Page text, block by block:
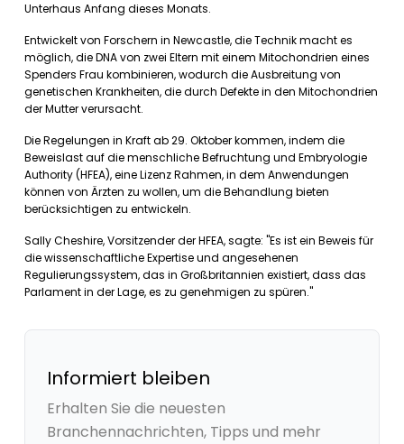
Unterhaus Anfang dieses Monats.
Entwickelt von Forschern in Newcastle, die Technik macht es
möglich, die DNA von zwei Eltern mit einem Mitochondrien eines
Spenders Frau kombinieren, wodurch die Ausbreitung von
genetischen Krankheiten, die durch Defekte in den Mitochondrien
der Mutter verursacht.
Die Regelungen in Kraft ab 29. Oktober kommen, indem die
Beweislast auf die menschliche Befruchtung und Embryologie
Authority (HFEA), eine Lizenz Rahmen, in dem Anwendungen
können von Ärzten zu wollen, um die Behandlung bieten
berücksichtigen zu entwickeln.
Sally Cheshire, Vorsitzender der HFEA, sagte: "Es ist ein Beweis für
die wissenschaftliche Expertise und angesehenen
Regulierungssystem, das in Großbritannien existiert, dass das
Parlament in der Lage, es zu genehmigen zu spüren."
Informiert bleiben
Erhalten Sie die neuesten
Branchennachrichten, Tipps und mehr